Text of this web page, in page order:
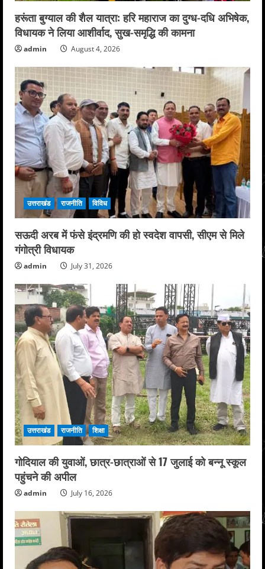
हरूंता बुग्याल की शैल यात्रा: हरि महाराज का दुग्ध-दधि अभिषेक,
विधायक ने लिया आशीर्वाद, सुख-समृद्धि की कामना
admin August 4, 2026
उत्तराखंड राजनीति विविध
सऊदी अरब में फंसे इंद्रमणि की हो स्वदेश वापसी, सीएम से मिले
गंगोत्री विधायक
admin July 31, 2026
उत्तराखंड राजनीति शिक्षा
गोदियाल की युवाओं, छात्र-छात्राओं से 17 जुलाई को बन्नू स्कूल
पहुंचने की अपील
admin July 16, 2026